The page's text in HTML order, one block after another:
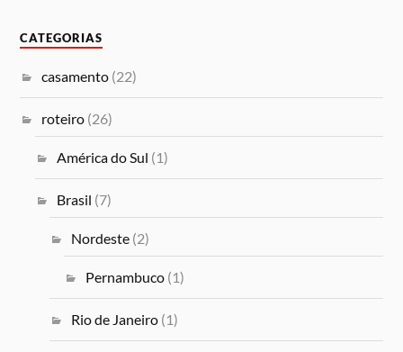
CATEGORIAS
casamento (22)
roteiro (26)
América do Sul (1)
Brasil (7)
Nordeste(2)
Pernambuco(1)
Rio de Janeiro(1)